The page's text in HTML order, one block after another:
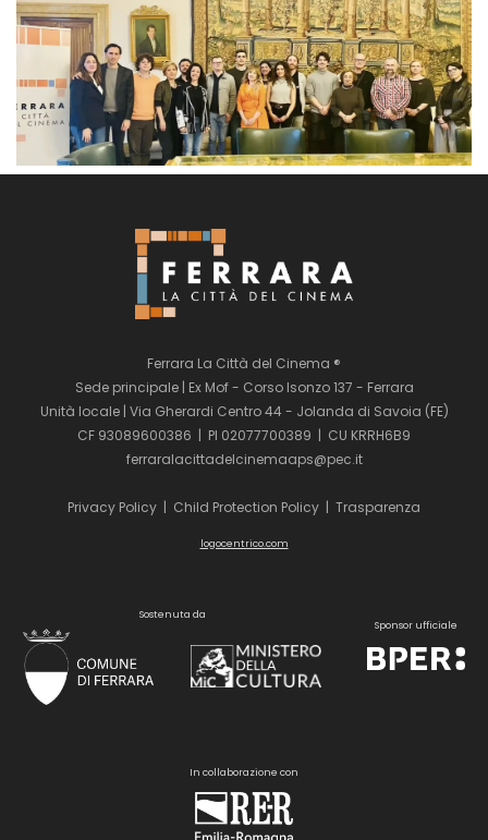
Ferrara La Città del Cinema ®
Sede principale | Ex Mof - Corso Isonzo 137 - Ferrara
Unità locale | Via Gherardi Centro 44 - Jolanda di Savoia (FE)
CF 93089600386 | PI 02077700389 | CU KRRH6B9
ferraralacittadelcinemaaps@pec.it
Privacy Policy | Child Protection Policy | Trasparenza
logocentrico.com
Sostenuta da
Sponsor ufficiale
In collaborazione con